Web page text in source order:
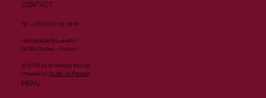
CONTACT
Tel. +33 (0)2 31 32 28 91
Domaine de Bouquetot
14130 Clarbec - France
© 2024 by Al Shaqab Racing.
Created by Studio du Paradis
MENU